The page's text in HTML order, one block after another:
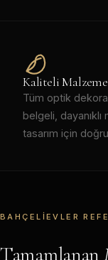
Kaliteli Malzeme
Tüm optik
belgeli,
tasarım için
BAHÇELIEVLER
Tamamlanan